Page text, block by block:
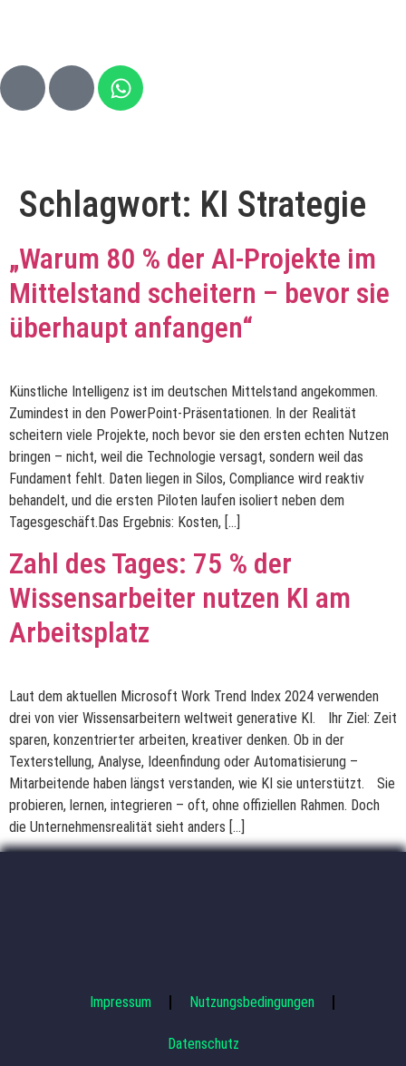
Schlagwort: KI Strategie
„Warum 80 % der AI-Projekte im
Mittelstand scheitern – bevor sie
überhaupt anfangen“
Künstliche Intelligenz ist im deutschen Mittelstand angekommen.
Zumindest in den PowerPoint-Präsentationen. In der Realität
scheitern viele Projekte, noch bevor sie den ersten echten Nutzen
bringen – nicht, weil die Technologie versagt, sondern weil das
Fundament fehlt. Daten liegen in Silos, Compliance wird reaktiv
behandelt, und die ersten Piloten laufen isoliert neben dem
Tagesgeschäft.Das Ergebnis: Kosten, […]
Zahl des Tages: 75 % der
Wissensarbeiter nutzen KI am
Arbeitsplatz
Laut dem aktuellen Microsoft Work Trend Index 2024 verwenden
drei von vier Wissensarbeitern weltweit generative KI. Ihr Ziel: Zeit
sparen, konzentrierter arbeiten, kreativer denken. Ob in der
Texterstellung, Analyse, Ideenfindung oder Automatisierung –
Mitarbeitende haben längst verstanden, wie KI sie unterstützt. Sie
probieren, lernen, integrieren – oft, ohne offiziellen Rahmen. Doch
die Unternehmensrealität sieht anders […]
Impressum Nutzungsbedingungen
Datenschutz